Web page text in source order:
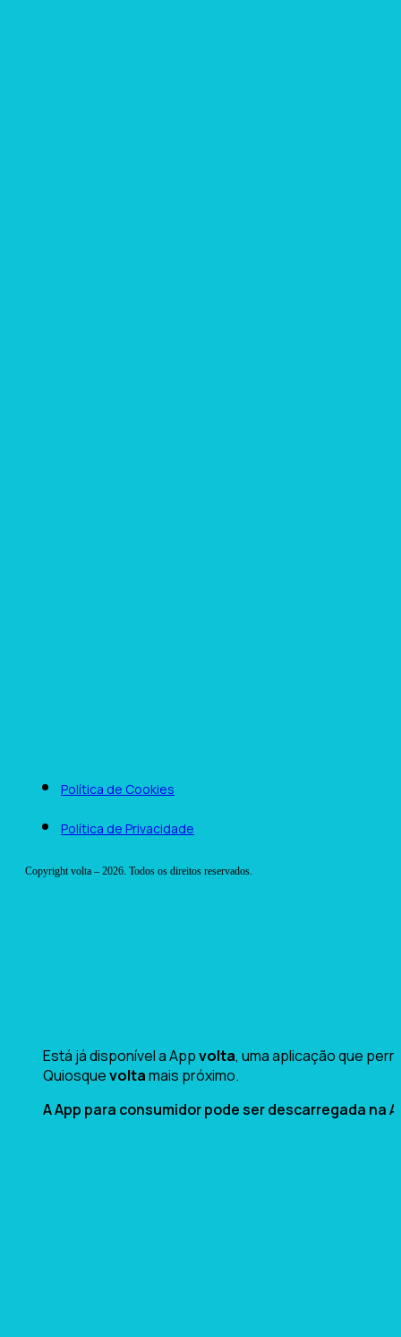
Política de Cookies
Política de Privacidade
Copyright volta – 2026. Todos os direitos reservados.
Está já disponível a Appvolta, uma aplicação que
Quiosquevoltamais próximo.
A App para consumidor pode ser descarregada na